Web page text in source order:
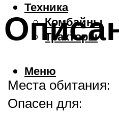
Техника
Комбайны
Тракторы
Меню
Места обитания:
Опасен для: